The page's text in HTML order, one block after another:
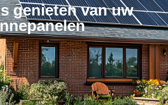
genieten van uw